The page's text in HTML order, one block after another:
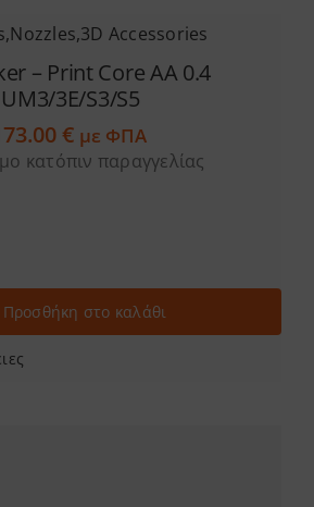
,Nozzles,3D Accessories
– Print Core AA 0.4
UM3/3E/S3/S5
€ με ΦΠΑ
κατόπιν παραγγελίας
Προσθήκη στο καλάθι